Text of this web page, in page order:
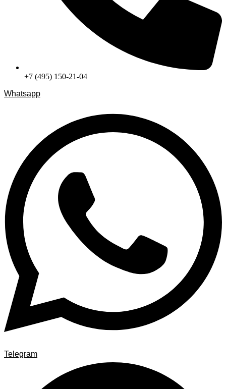
+7 (495) 150-21-04
Whatsapp
Telegram